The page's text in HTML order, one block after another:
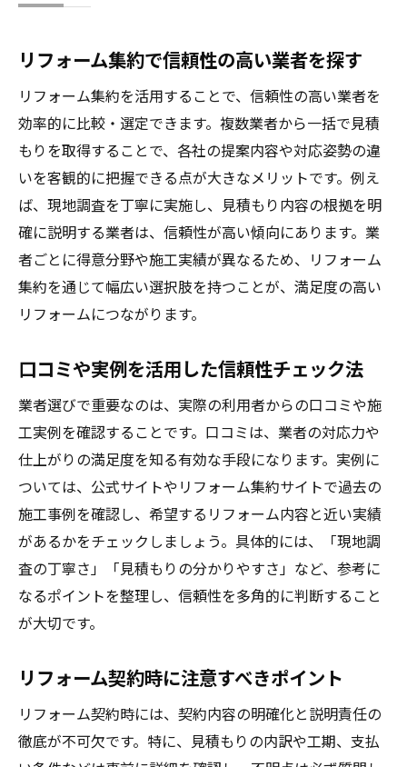
リフォーム集約で信頼性の高い業者を探す
リフォーム集約を活用することで、信頼性の高い業者を
効率的に比較・選定できます。複数業者から一括で見積
もりを取得することで、各社の提案内容や対応姿勢の違
いを客観的に把握できる点が大きなメリットです。例え
ば、現地調査を丁寧に実施し、見積もり内容の根拠を明
確に説明する業者は、信頼性が高い傾向にあります。業
者ごとに得意分野や施工実績が異なるため、リフォーム
集約を通じて幅広い選択肢を持つことが、満足度の高い
リフォームにつながります。
口コミや実例を活用した信頼性チェック法
業者選びで重要なのは、実際の利用者からの口コミや施
工実例を確認することです。口コミは、業者の対応力や
仕上がりの満足度を知る有効な手段になります。実例に
ついては、公式サイトやリフォーム集約サイトで過去の
施工事例を確認し、希望するリフォーム内容と近い実績
があるかをチェックしましょう。具体的には、「現地調
査の丁寧さ」「見積もりの分かりやすさ」など、参考に
なるポイントを整理し、信頼性を多角的に判断すること
が大切です。
リフォーム契約時に注意すべきポイント
リフォーム契約時には、契約内容の明確化と説明責任の
徹底が不可欠です。特に、見積もりの内訳や工期、支払